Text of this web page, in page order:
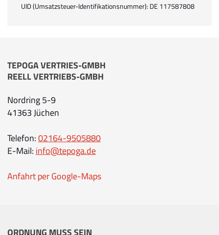
UID (Umsatzsteuer-Identifikationsnummer): DE 117587808
TEPOGA VERTRIES-GMBH
REELL VERTRIEBS-GMBH
Nordring 5-9
41363 Jüchen
Telefon:02164-9505880
E-Mail: info@tepoga.de
Anfahrt per Google-Maps
ORDNUNG MUSS SEIN